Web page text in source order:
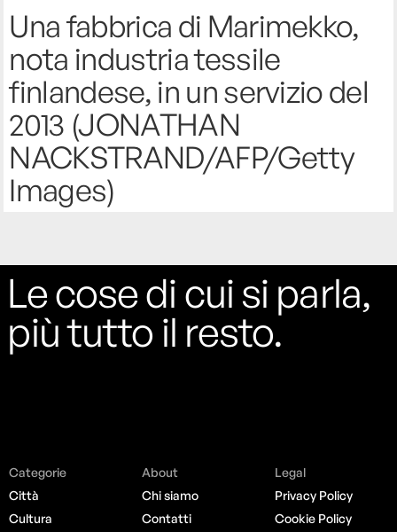
Una fabbrica di Marimekko,
nota industria tessile
finlandese, in un servizio del
2013 (JONATHAN
NACKSTRAND/AFP/Getty
Images)
Le cose di cui si parla,
più tutto il resto.
Categorie
Città
Cultura
About
Chi siamo
Contatti
Legal
Privacy Policy
Cookie Policy